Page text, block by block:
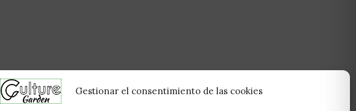
Gestionar el consentimiento de las cookies